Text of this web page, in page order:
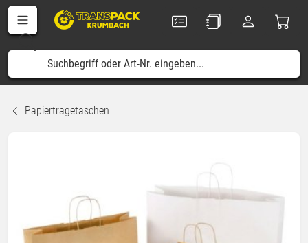
Papiertragetaschen